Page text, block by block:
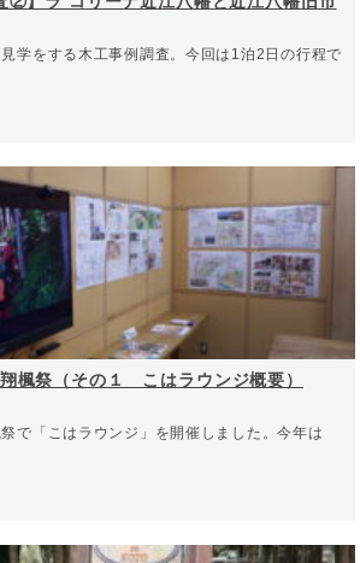
学をする木工事例調査。今回は1泊2日の行程で
楓祭（その１ こはラウンジ概要）
で「こはラウンジ」を開催しました。今年は